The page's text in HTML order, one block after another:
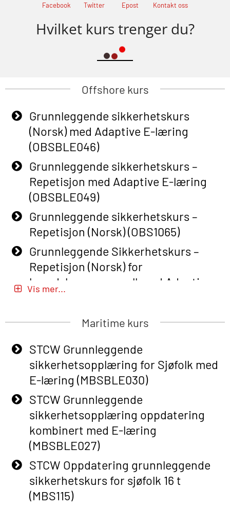
Facebook Twitter Epost Kontakt oss
Hvilket kurs trenger du?
Offshore kurs
Grunnleggende sikkerhetskurs
(Norsk) med Adaptive E-læring
(OBSBLE046)
Grunnleggende sikkerhetskurs –
Repetisjon med Adaptive E-læring
(OBSBLE049)
Grunnleggende sikkerhetskurs –
Repetisjon (Norsk) (OBS1065)
Grunnleggende Sikkerhetskurs –
Repetisjon (Norsk) for
beredskapspersonell med Adaptive
E-læring (OBSBLE051)
Basic Safety Training (English) – with
Adaptive E-learning (OBSBLE047)
Basic Safety Training – Refresher
Course (English) with E-learning
(OBSBLE048)
Basic Safety Training – Refresher
Course (English) (OBS1063)
Basic Safety Training (English) – with
E-learning (OBSBLE050)
Helikopterevakuering inkl pustelunge
med adaptive e-læring (OSEBLE018)
Vis mer...
Maritime kurs
STCW Grunnleggende
sikkerhetsopplæring for Sjøfolk med
E-læring (MBSBLE030)
STCW Grunnleggende
sikkerhetsopplæring oppdatering
kombinert med E-læring
(MBSBLE027)
STCW Oppdatering grunnleggende
sikkerhetskurs for sjøfolk 16 t
(MBS115)